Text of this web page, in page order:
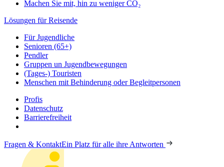
Machen Sie mit, hin zu weniger CO₂
Lösungen für Reisende
Für Jugendliche
Senioren (65+)
Pendler
Gruppen un Jugendbewegungen
(Tages-) Touristen
Menschen mit Behinderung oder Begleitpersonen
Profis
Datenschutz
Barrierefreiheit
Fragen & KontaktEin Platz für alle ihre Antworten